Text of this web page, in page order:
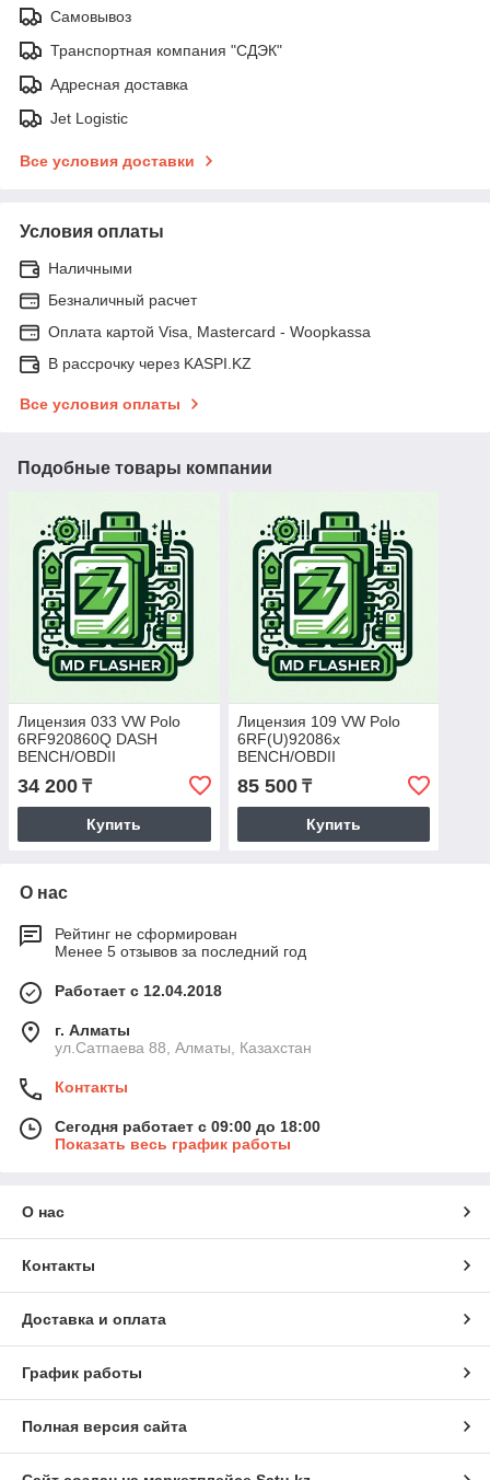
Самовывоз
Транспортная компания "СДЭК"
Адресная доставка
Jet Logistic
Все условия доставки
Условия оплаты
Наличными
Безналичный расчет
Оплата картой Visa, Mastercard - Woopkassa
В рассрочку через KASPI.KZ
Все условия оплаты
Подобные товары компании
Лицензия 033 VW Polo
6RF920860Q DASH
BENCH/OBDII
34 200 ₸
Купить
Лицензия 109 VW Polo
6RF(U)92086x
BENCH/OBDII
85 500₸
Купить
О нас
Рейтинг не сформирован
Менее 5 отзывов за последний год
Работает с 12.04.2018
г. Алматы
ул.Сатпаева 88, Алматы, Казахстан
Контакты
Сегодня работает с 09:00 до 18:00
Показать весь график работы
О нас
Контакты
Доставка и оплата
График работы
Полная версия сайта